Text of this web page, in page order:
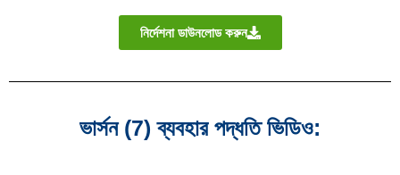
নির্দেশনা ডাউনলোড করুন
ভার্সন (7) ব্যবহার পদ্ধতি ভিডিও: